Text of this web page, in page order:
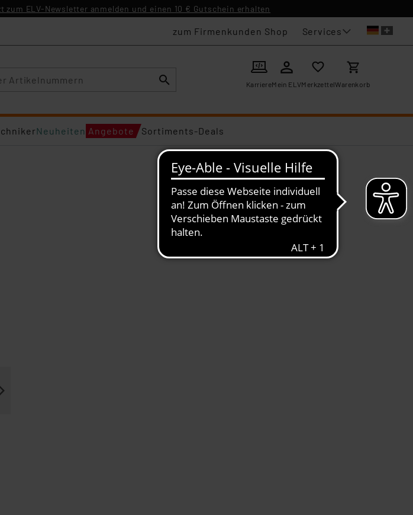
zum ELV-Newsletter anmelden und einen 10 € Gutschein erhalten
zum Firmenkunden Shop Services
KarriereMein ELVMerkzettelWarenkorb
Neuheiten Angebote Sortiments-Deals